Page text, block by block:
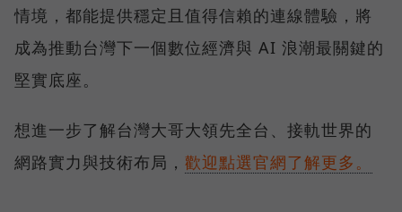
情境，都能提供穩定且值得信賴的連線體驗，將
成為推動台灣下一個數位經濟與 AI 浪潮最關鍵的
堅實底座。
想進一步了解台灣大哥大領先全台、接軌世界的
網路實力與技術布局， 歡迎點選官網了解更多。